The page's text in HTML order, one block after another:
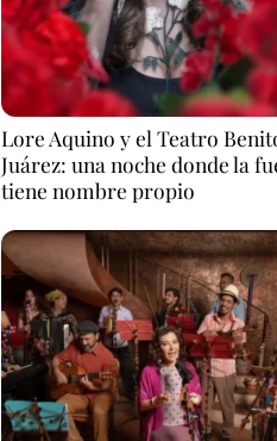
Lore Aquino y el Teatro
Juárez: una noche donde la
tiene nombre propio